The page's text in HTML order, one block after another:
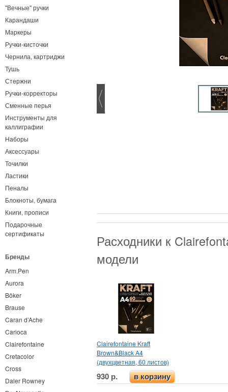
"Вечные" ручки
Карандаши
Маркеры
Ручки-кисточки
Чернила, картриджи
Тушь
Стержни
Ручки-корректоры
Сменные перья
Инструменты для
каллиграфии
Наборы
Аксессуары
Точилки
Ластики
Пеналы
Блокноты, бумага
Книги, прописи
Подарочные
сертификаты
Бренды
Arm.Pen
Aurora
Böker
Brause
Caran d’Ache
Carioca
Clairefontaine
Cretacolor
Cross
Daler Rowney
Расходники к
модели
Clairefontaine Kraft
Brown&Black A4
(двухцветная, 60 листов)
930 р. в корзину